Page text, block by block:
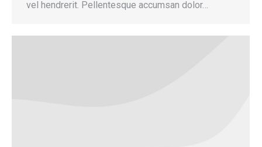
vel hendrerit. Pellentesque accumsan dolor…